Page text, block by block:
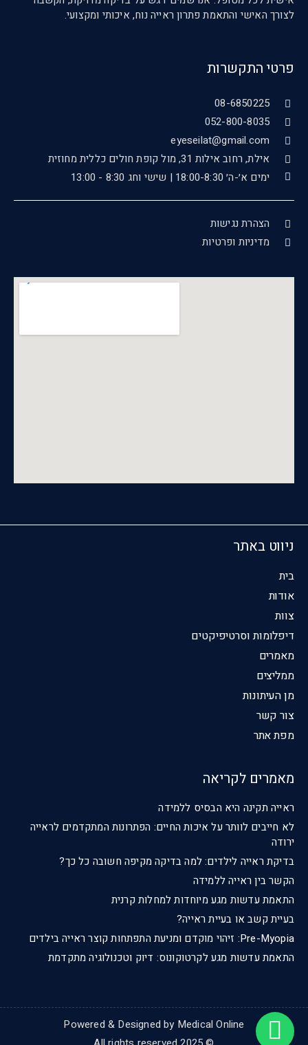
לצורך האישי והתאמת פתרון ראייה נוח, איכותי ומקצועי.
פרטי התקשרות
08-6850225
052-800-8035
eyeseilat@gmail.com
אילת, רחוב אילות 31, מול קופת חולים כללית מחוזית
ימים א׳-ה׳ 18:00-8:30 | שישי וחג 8:30 - 13:00
הצהרת נגישות
מדיניות ופרטיות
ניווט באתר
בית
אודות
צוות
דיפלומות וסרטיפיקטים
מאמרים
ממליצים
מן העיתונות
צור קשר
מפת אתר
מאמרים לקריאה
ראייה תקינה היא הבסיס ללמידה
לא חייבים לוותר על איכות החיים: הפתרונות המתקדמים לראייה
ירודה
בדיקת ראייה לילדים: למה בדיקה מקיפה חשובה כל כך?
הקשר בין ראייה ללמידה
התאמת עדשות מגע מיוחדות למחלות קרנית
בעיית קשב או בעיית ראייה?
Pre-Myopia: זיהוי מוקדם ומניעת התפתחות קוצר ראייה בילדים
התאמת עדשות מגע לקרטוקונוס: דיוק וטכנולוגיה מתקדמת
Powered & Designed by Medical Online